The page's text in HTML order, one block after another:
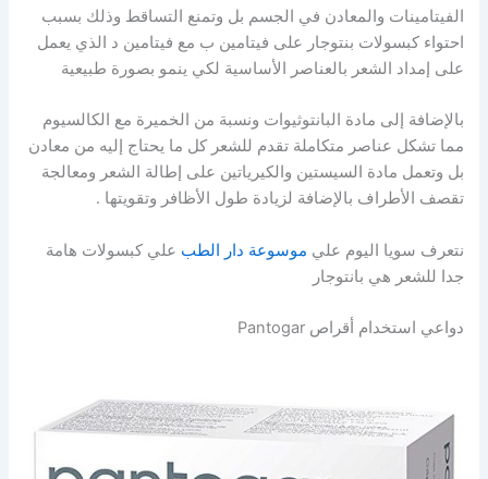
الفيتامينات والمعادن في الجسم بل وتمنع التساقط وذلك بسبب
احتواء كبسولات بنتوجار على فيتامين ب مع فيتامين د الذي يعمل
على إمداد الشعر بالعناصر الأساسية لكي ينمو بصورة طبيعية
بالإضافة إلى مادة البانتوثيوات ونسبة من الخميرة مع الكالسيوم
مما تشكل عناصر متكاملة تقدم للشعر كل ما يحتاج إليه من معادن
بل وتعمل مادة السيستين والكيرياتين على إطالة الشعر ومعالجة
تقصف الأطراف بالإضافة لزيادة طول الأظافر وتقويتها .
نتعرف سويا اليوم علي موسوعة دار الطب علي كبسولات هامة
جدا للشعر هي بانتوجار
دواعي استخدام أقراص Pantogar